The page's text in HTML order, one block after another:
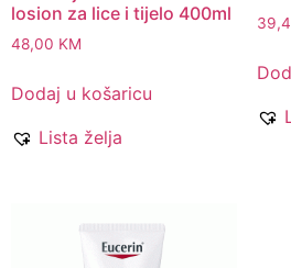
losion za lice i tijelo 400ml
48,00 KM
Dodaj u košaricu
Lista želja